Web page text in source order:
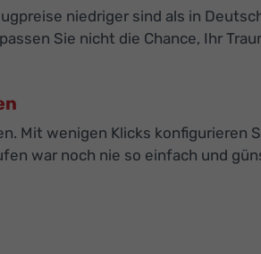
niedriger sind als in
Sie nicht die Chance, Ihr
Mit wenigen Klicks konfigurieren
war noch nie so einfach und